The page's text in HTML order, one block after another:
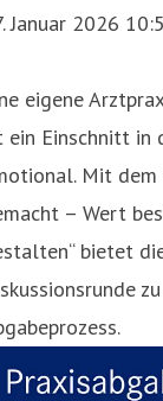
Januar 2026
eigene
ein Einschnitt in
Mit dem
– Wert
bietet